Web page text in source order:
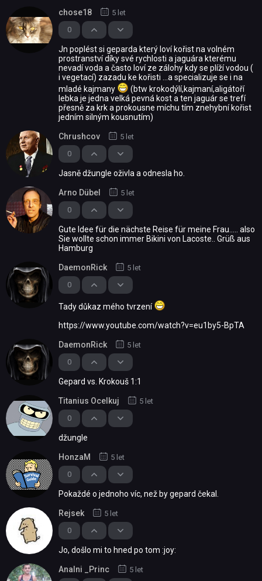
0
chose18 5 let
Jn poplést si geparda který loví kořist na volném
prostranství díky své rychlosti a jaguára kterému
nevadí voda a často loví ze zálohy kdy se plíží vodou (
i vegetací) zazadu ke kořisti ...a specializuje se i na
mladé kajmany
(btw krokodýlí,kajmaní,aligátoří
lebka je jedna velká pevná kost a ten jaguár se trefí
přesně za krk a prokousne míchu tím znehybní kořist
jedním silným kousnutím)
0
Chrushcov 5 let
Jasně džungle oživla a odnesla ho.
0
Arno Dübel 5 let
Gute Idee für die nächste Reise für meine Frau..... also
Sie wollte schon immer Bikini von Lacoste.. Grüß aus
Hamburg
0
DaemonRick 5 let
Tady důkaz mého tvrzení
https://www.youtube.com/watch?v=eu1by5-BpTA
0
DaemonRick 5 let
Gepard vs. Krokouš 1:1
0
Titanius Ocelkuj 5 let
džungle
0
HonzaM 5 let
Pokaždé o jednoho víc, než by gepard čekal.
0
Rejsek 5 let
Jo, došlo mi to hned po tom :joy:
Analni _Princ 5 let